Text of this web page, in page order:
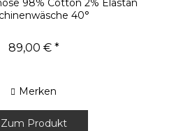
98% Cotton 2% Elastan
40°
89,00 € *
Merken
Zum Produkt